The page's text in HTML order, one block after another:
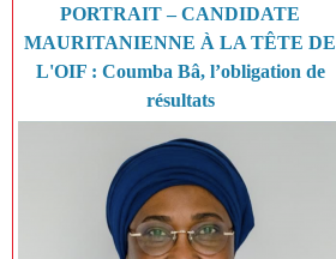
PORTRAIT – CANDIDATE
MAURITANIENNE À LA TÊTE DE
L'OIF : Coumba Bâ, l’obligation de
résultats